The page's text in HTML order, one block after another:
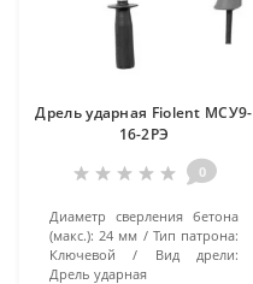
Дрель ударная Fiolent МСУ9-
16-2РЭ
0
Диаметр сверления бетона
(макс.): 24 мм
Тип патрона:
Ключевой
Вид дрели:
Дрель ударная